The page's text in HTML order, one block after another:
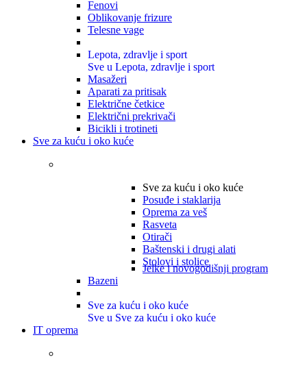
Fenovi
Oblikovanje frizure
Telesne vage
Lepota, zdravlje i sport
Sve u Lepota, zdravlje i sport
Masažeri
Aparati za pritisak
Električne četkice
Električni prekrivači
Bicikli i trotineti
Sve za kuću i oko kuće
Sve za kuću i oko kuće
Posuđe i staklarija
Oprema za veš
Rasveta
Otirači
Baštenski i drugi alati
Stolovi i stolice
Jelke i novogodišnji program
Bazeni
Sve za kuću i oko kuće
Sve u Sve za kuću i oko kuće
IT oprema